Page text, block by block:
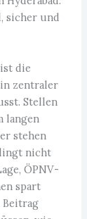
sicher und
die
zentraler
Stellen
langen
stehen
nicht
ÖPNV-
spart
Beitrag